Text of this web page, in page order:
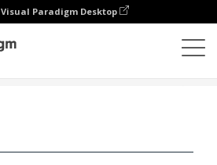
Visual Paradigm Desktop